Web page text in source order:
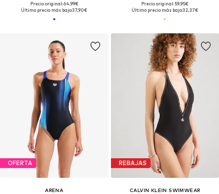
Precio original: 64,99€
Último precio más bajo:37,90€
Precio original: 59,95€
Último precio más bajo:32,37€
OFERTA
ARENA
REBAJAS
CALVIN KLEIN SWIMWEAR